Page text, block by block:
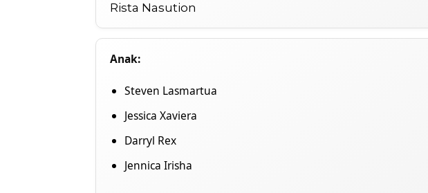
Rista Nasution
Anak:
Steven Lasmartua
Jessica Xaviera
Darryl Rex
Jennica Irisha